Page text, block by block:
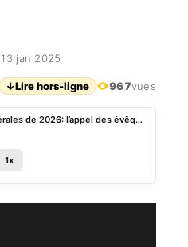
jan 2025
↓Lire hors-ligne 967vues
Elections générales de 2026: l’appel des évêques du Bénin pour la préservation de la paix
1x